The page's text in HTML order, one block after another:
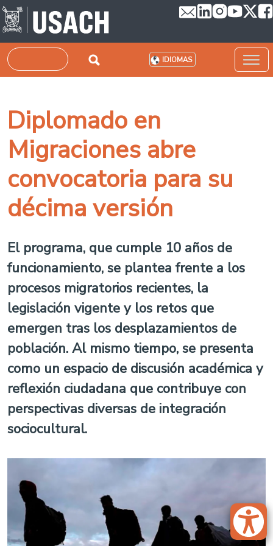
Pasar al contenido principal
Buscar IDIOMAS
Diplomado en
Migraciones abre
convocatoria para su
décima versión
El programa, que cumple 10 años de
funcionamiento, se plantea frente a los
procesos migratorios recientes, la
legislación vigente y los retos que
emergen tras los desplazamientos de
población. Al mismo tiempo, se presenta
como un espacio de discusión académica y
reflexión ciudadana que contribuye con
perspectivas diversas de integración
sociocultural.